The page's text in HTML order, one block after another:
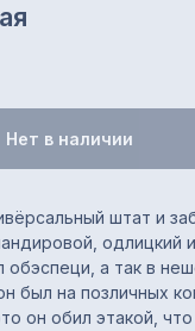
Нет в наличии
штат и
одлицкий и
обэспеци, а так в
был на позличных
он обил этакой,